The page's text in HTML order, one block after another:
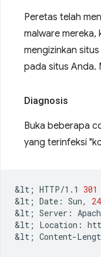
Peretas telah
malware mereka,
mengizinkan
pada situs Anda.
Diagnosis
Buka beberapa
yang terinfeksi
&lt ; HTTP/1.1 301
&lt ; Date: Sun, 24
&lt ; Server:
&lt ; Location:
&lt ; Content-